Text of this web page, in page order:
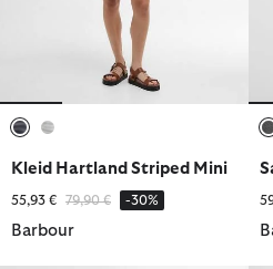
Kleid Hartland Striped Mini
55,93 € Reduziert von
79,90 €bis-30%
Barbour